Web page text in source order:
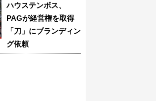
ハウステンボス、
PAGが経営権を取得
「刀」にブランディン
グ依頼